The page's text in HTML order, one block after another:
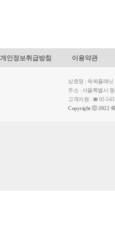
개인정보취급방침 이용약관
상호명 : 쑥쑥플래
주소 : 서울특별시
고객지원 : ☎ 02-
Copyright ⓒ 2022